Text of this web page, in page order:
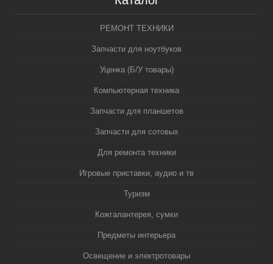
РЕМОНТ ТЕХНИКИ
Запчасти для ноутбуков
Уценка (Б/У товары)
Компьютерная техника
Запчасти для планшетов
Запчасти для сотовых
Для ремонта техники
Игровые приставки, аудио и тв
Туризм
Кожгалантерея, сумки
Предметы интерьера
Освещение и электротовары